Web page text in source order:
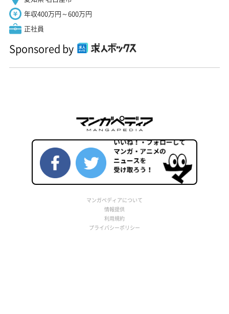
年収400万円～600万円
正社員
Sponsored by
マンガペディアについて
情報提供
利用規約
プライバシーポリシー